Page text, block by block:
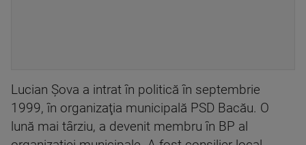
Lucian Șova a intrat în politică în septembrie
1999, în organizaţia municipală PSD Bacău. O
lună mai târziu, a devenit membru în BP al